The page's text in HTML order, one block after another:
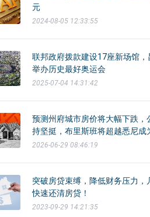
元
2024-08-05 12:33:55
联邦政府拨款建设17座新场馆，
举办历史最好奥运会
2025-07-04 14:31:42
预测州府城市房价将大幅下跌，
持坚挺，布里斯班将超越悉尼成
贵公寓市场。
2026-06-29 08:46:19
突破房贷束缚，降低财务压力，
快速还清房贷！
2023-09-29 14:21:35